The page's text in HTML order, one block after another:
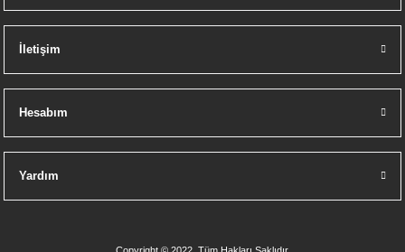
İletişim
Hesabım
Yardım